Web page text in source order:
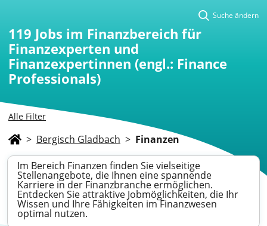
Alle Filter
Suche ändern
119 Jobs im Finanzbereich für
Finanzexperten und
Finanzexpertinnen (engl.: Finance
Professionals)
> Bergisch Gladbach > Finanzen
Im Bereich Finanzen finden Sie vielseitige
Stellenangebote, die Ihnen eine spannende
Karriere in der Finanzbranche ermöglichen.
Entdecken Sie attraktive Jobmöglichkeiten, die Ihr
Wissen und Ihre Fähigkeiten im Finanzwesen
optimal nutzen.